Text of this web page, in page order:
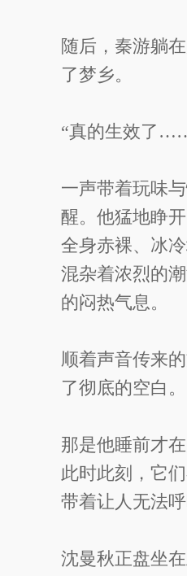
随后，秦游躺
了梦乡。
“真的生效了
一声带着玩味
醒。他猛地睁
全身赤裸、冰
混杂着浓烈的
的闷热气息。
顺着声音传来
了彻底的空白。
那是他睡前才
此时此刻，它
带着让人无法
沈曼秋正盘坐